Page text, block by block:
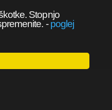
Stopnjo
-poglej